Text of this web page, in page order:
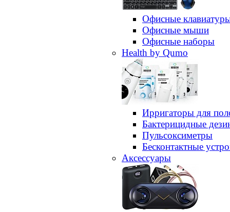
Офисные
Офисные мыши
Офисные наборы
Health by Qumo
Ирригаторы для
Бактерицидные
Пульсоксиметры
Бесконтактные
Аксессуары